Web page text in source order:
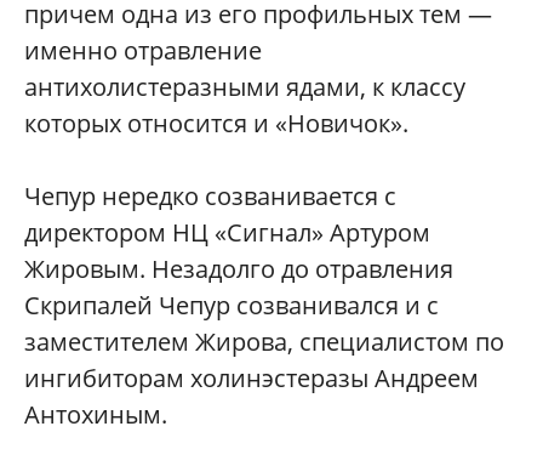
причем одна из его профильных тем —
именно отравление
антихолистеразными ядами, к классу
которых относится и «Новичок».
Чепур нередко созванивается с
директором НЦ «Сигнал» Артуром
Жировым. Незадолго до отравления
Скрипалей Чепур созванивался и с
заместителем Жирова, специалистом по
ингибиторам холинэстеразы Андреем
Антохиным.